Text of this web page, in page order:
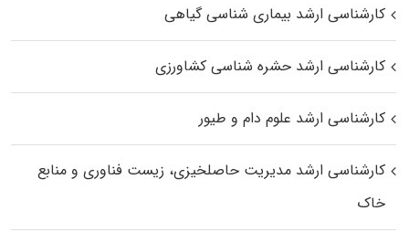
کارشناسی ارشد بیماری‌ شناسی گیاهی
کارشناسی ارشد حشره‌ شناسی کشاورزی
کارشناسی ارشد علوم دام و طیور
کارشناسی ارشد مدیریت حاصلخیزی، زیست فناوری و منابع
خاک